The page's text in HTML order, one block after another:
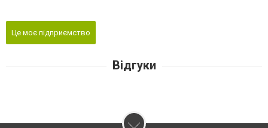
Це моє підприємство
Відгуки